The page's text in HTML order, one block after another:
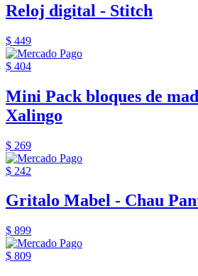
Reloj digital - Stitch
$ 449
$ 404
Mini Pack bloques de
Xalingo
$ 269
$ 242
Gritalo Mabel - Chau
$ 899
$ 809